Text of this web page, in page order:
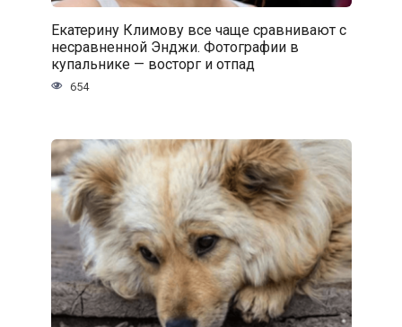
Екатерину Климову все чаще сравнивают с
несравненной Энджи. Фотографии в
купальнике — восторг и отпад
654